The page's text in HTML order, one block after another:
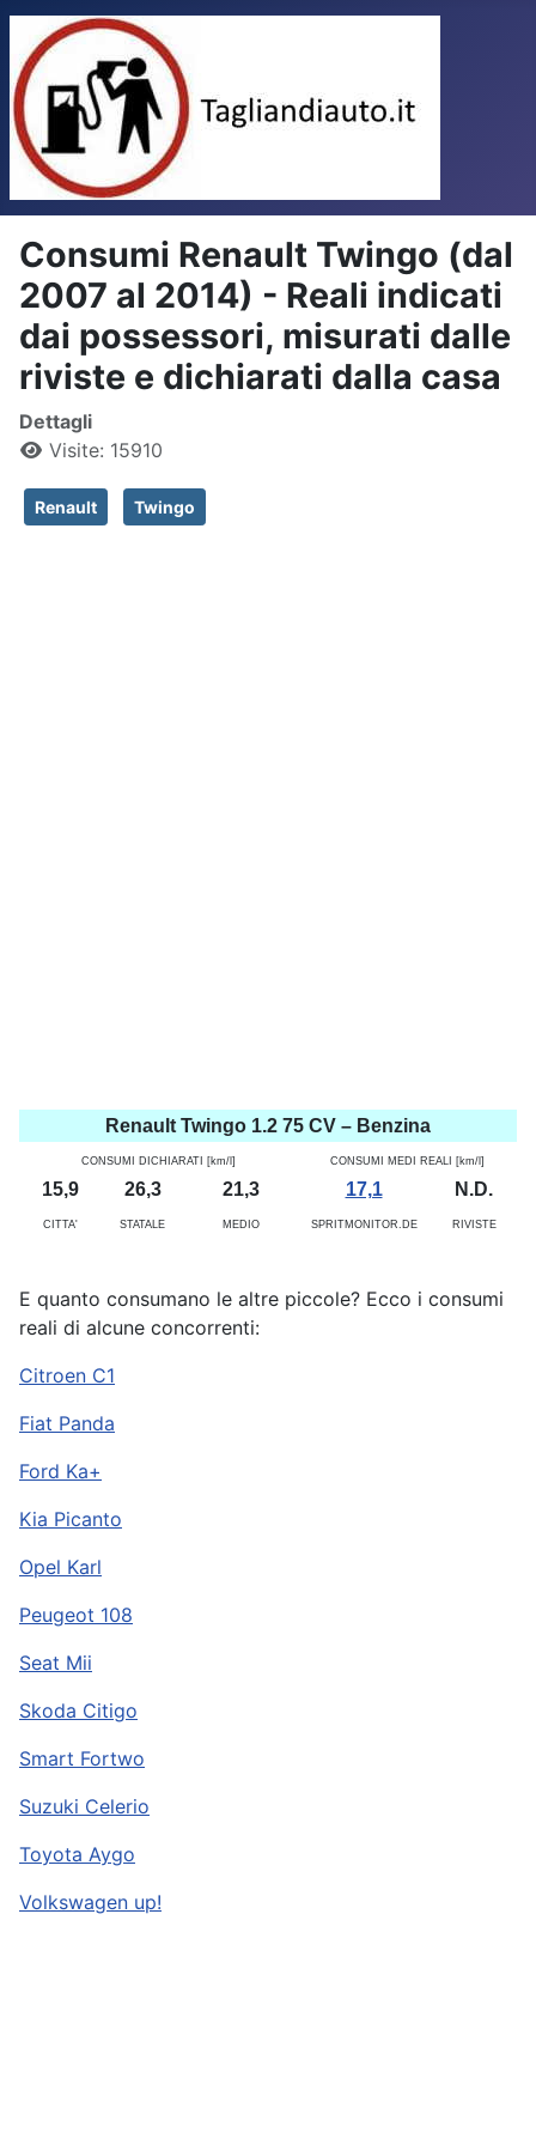
Consumi Renault Twingo (dal
2007 al 2014) - Reali indicati
dai possessori, misurati dalle
riviste e dichiarati dalla casa
Dettagli
Visite: 15910
Renault Twingo
Renault Twingo 1.2 75 CV – Benzina
CONSUMI DICHIARATI [km/l] CONSUMI MEDI REALI [km/l]
15,9 26,3 21,3 17,1 N.D.
CITTA' STATALE MEDIO SPRITMONITOR.DE RIVISTE
E quanto consumano le altre piccole? Ecco i consumi
reali di alcune concorrenti:
Citroen C1
Fiat Panda
Ford Ka+
Kia Picanto
Opel Karl
Peugeot 108
Seat Mii
Skoda Citigo
Smart Fortwo
Suzuki Celerio
Toyota Aygo
Volkswagen up!